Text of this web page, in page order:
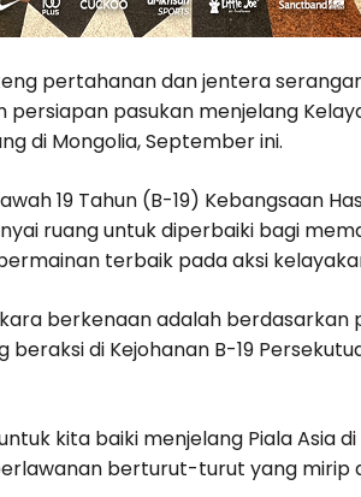
pertahanan dan jentera
pasukan menjelang
di Mongolia, September ini.
19 Tahun (B-19) Kebangsaan
ruang untuk diperbaiki bagi
terbaik pada aksi
berkenaan adalah berdasarkan
di Kejohanan B-19
kita baiki menjelang Piala Asia
berturut-turut yang mirip